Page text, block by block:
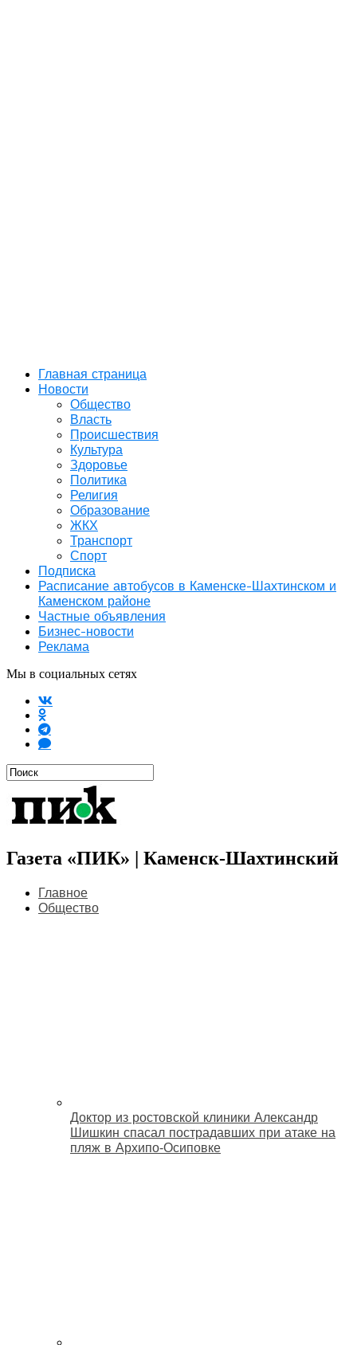
Главная страница
Новости
Общество
Власть
Происшествия
Культура
Здоровье
Политика
Религия
Образование
ЖКХ
Транспорт
Спорт
Подписка
Расписание автобусов в Каменске-Шахтинском и
Каменском районе
Частные объявления
Бизнес-новости
Реклама
Мы в социальных сетях
Газета «ПИК» | Каменск-Шахтинский
Главное
Общество
Доктор из ростовской клиники Александр
Шишкин спасал пострадавших при атаке на
пляж в Архипо‑Осиповке